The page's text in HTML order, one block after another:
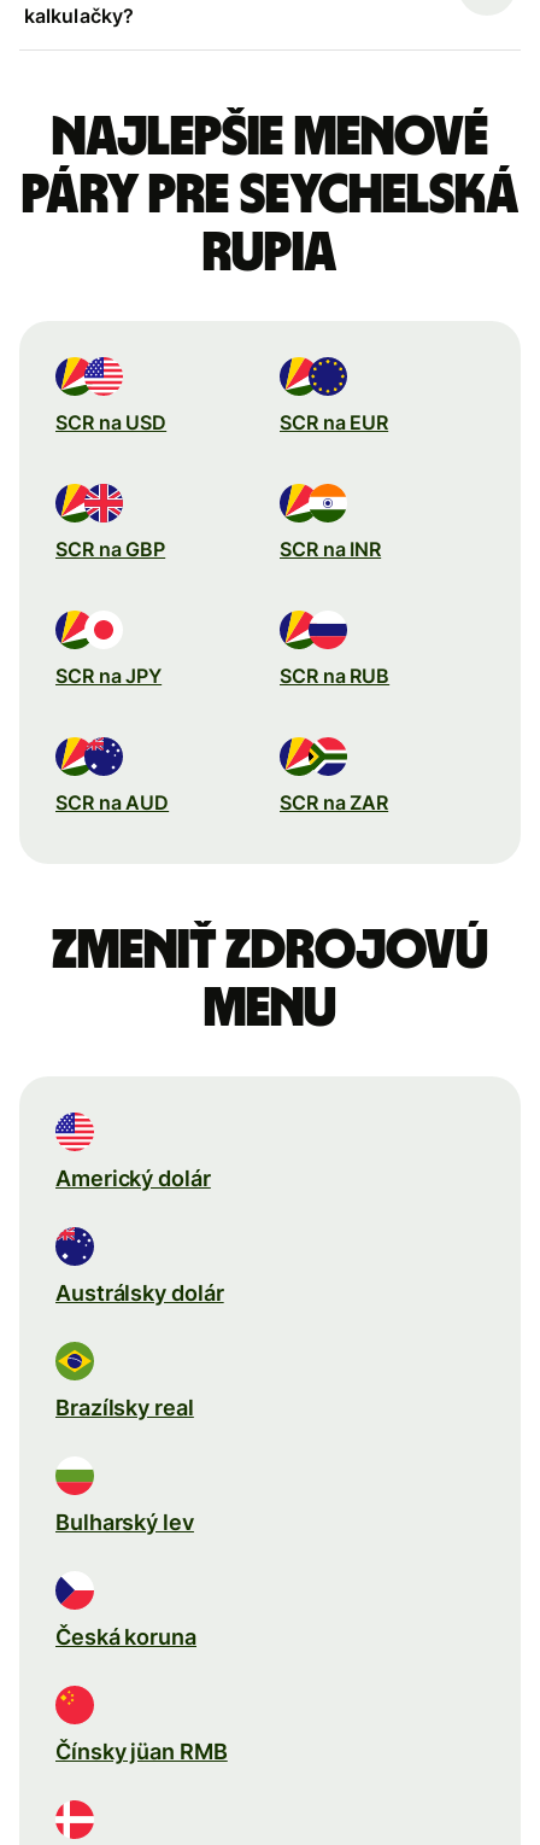
kalkulačky?
Najlepšie menové
páry pre Seychelská
rupia
SCR na USD SCR na EUR
SCR na GBP SCR na INR
SCR na JPY SCR na RUB
SCR na AUD SCR na ZAR
Zmeniť zdrojovú
menu
Americký dolár
Austrálsky dolár
Brazílsky real
Bulharský lev
Česká koruna
Čínsky jüan RMB